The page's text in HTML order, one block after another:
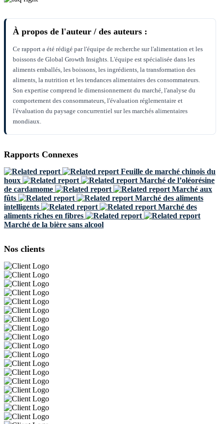
À propos de l'auteur / des auteurs :
Ce rapport a été rédigé par l'équipe de recherche sur l'alimentation et les
boissons de Global Growth Insights. L'équipe est spécialisée dans les
aliments emballés, les boissons, les ingrédients, la transformation des
aliments, la nutrition et les tendances alimentaires des consommateurs.
Son expertise comprend le dimensionnement du marché, l'analyse du
comportement des consommateurs, l'évaluation réglementaire et
l'évaluation du paysage concurrentiel sur les marchés alimentaires
mondiaux.
Rapports Connexes
Feuille de marché chinois du
houx
Marché de l’oléorésine
de cardamome
Marché aux
fûts
Marché des aliments
intelligents
Marché des
aliments riches en fibres
Marché de la bière sans alcool
Nos clients